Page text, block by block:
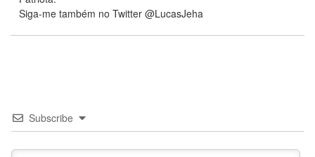
Siga-me também no Twitter @LucasJeha
Subscribe